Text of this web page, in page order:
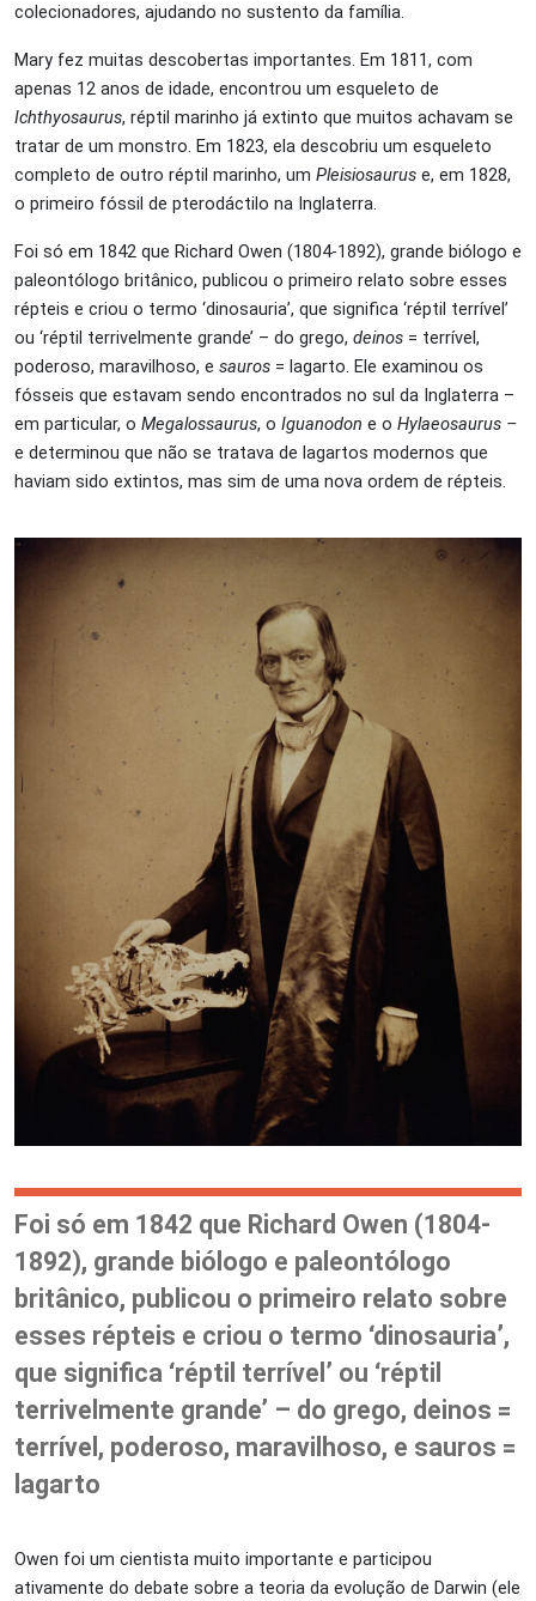
colecionadores, ajudando no sustento da família.
Mary fez muitas descobertas importantes. Em 1811, com
apenas 12 anos de idade, encontrou um esqueleto de
Ichthyosaurus, réptil marinho já extinto que muitos achavam se
tratar de um monstro. Em 1823, ela descobriu um esqueleto
completo de outro réptil marinho, um Pleisiosaurus e, em 1828,
o primeiro fóssil de pterodáctilo na Inglaterra.
Foi só em 1842 que Richard Owen (1804-1892), grande biólogo e
paleontólogo britânico, publicou o primeiro relato sobre esses
répteis e criou o termo ‘dinosauria’, que significa ‘réptil terrível’
ou ‘réptil terrivelmente grande’ – do grego, deinos = terrível,
poderoso, maravilhoso, e sauros = lagarto. Ele examinou os
fósseis que estavam sendo encontrados no sul da Inglaterra –
em particular, o Megalossaurus, o Iguanodon e o Hylaeosaurus –
e determinou que não se tratava de lagartos modernos que
haviam sido extintos, mas sim de uma nova ordem de répteis.
Foi só em 1842 que Richard Owen (1804-
1892), grande biólogo e paleontólogo
britânico, publicou o primeiro relato sobre
esses répteis e criou o termo ‘dinosauria’,
que significa ‘réptil terrível’ ou ‘réptil
terrivelmente grande’ – do grego, deinos =
terrível, poderoso, maravilhoso, e sauros =
lagarto
Owen foi um cientista muito importante e participou
ativamente do debate sobre a teoria da evolução de Darwin (ele